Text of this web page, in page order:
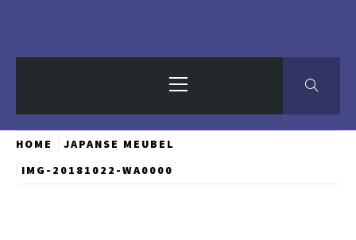
Menu
HOME
JAPANSE MEUBEL
IMG-20181022-WA0000